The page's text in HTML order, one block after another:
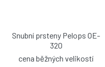
Snubní prsteny Pelops OE-
320
cena běžných velikostí